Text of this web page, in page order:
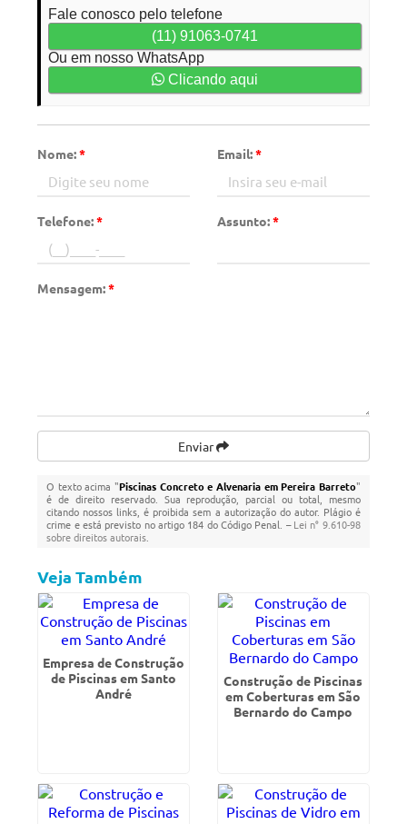
Fale conosco pelo telefone
(11) 91063-0741
Ou em nosso WhatsApp
Clicando aqui
Nome:* Email:*
Telefone:* Assunto:*
Mensagem:*
Enviar
O texto acima "Piscinas Concreto e Alvenaria em Pereira Barreto"
é de direito reservado. Sua reprodução, parcial ou total, mesmo
citando nossos links, é proibida sem a autorização do autor. Plágio é
crime e está previsto no artigo 184 do Código Penal. –Lei n° 9.610-98
sobre direitos autorais
Veja Também
Empresa de Construção
de Piscinas em Santo
André
Construção de Piscinas
em Coberturas em São
Bernardo do Campo